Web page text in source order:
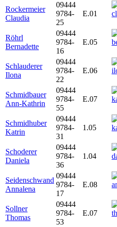
Rockermeier
Claudia
09444
9784-
25
E.01
Röhrl
Bernadette
09444
9784-
16
E.05
Schlauderer
Ilona
09444
9784-
22
E.06
Schmidbauer
Ann-Kathrin
09444
9784-
55
E.07
Schmidhuber
Katrin
09444
9784-
31
1.05
Schoderer
Daniela
09444
9784-
36
1.04
Seidenschwand
Annalena
09444
9784-
17
E.08
Sollner
Thomas
09444
9784-
53
E.07